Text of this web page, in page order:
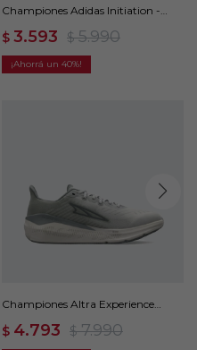
Championes Adidas Initiation -
$ 3.593 $ 5.990
40
Championes Altra Experience
$ 4.793 $ 7.990